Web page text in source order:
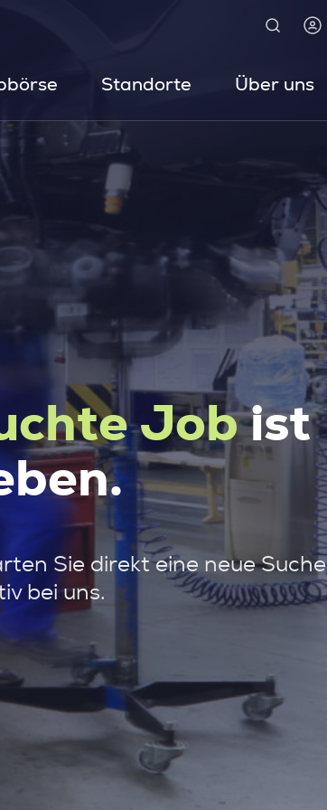
Standorte Über uns
Jobist
Sie direkt eine neue Suche
bei uns.